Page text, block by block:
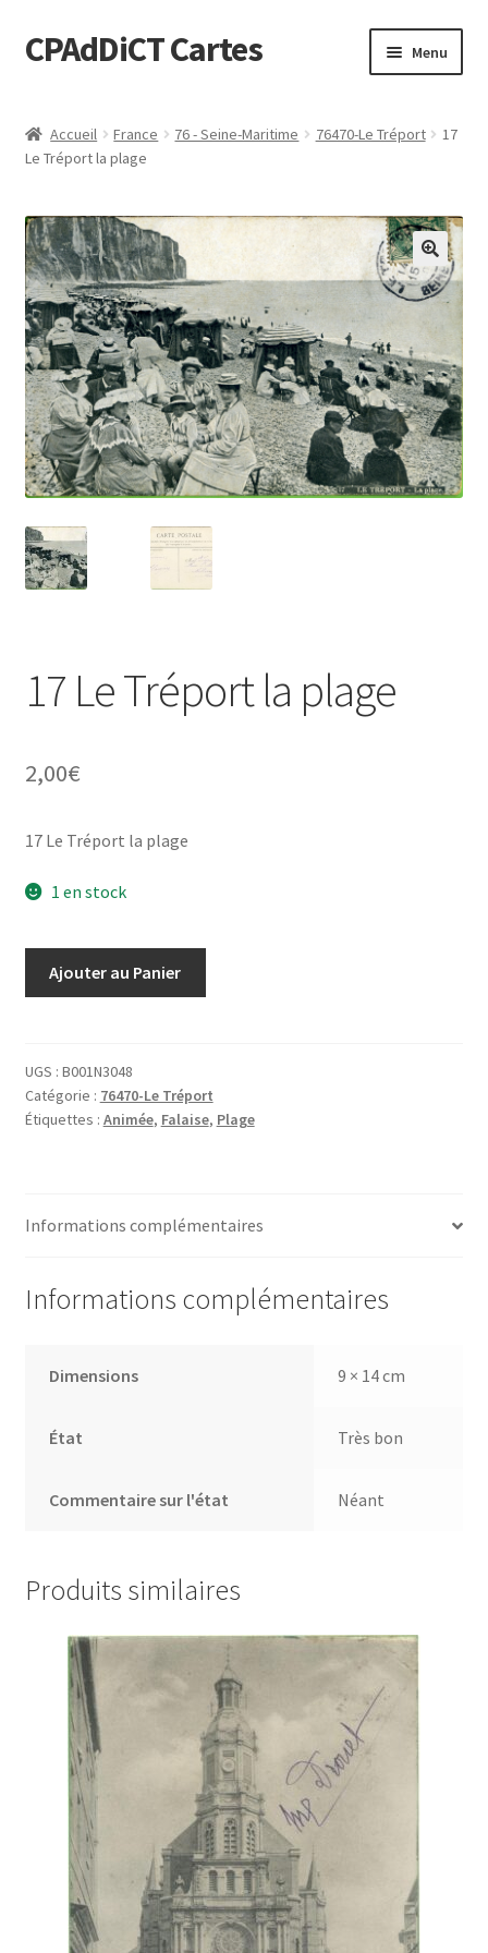
Aller
à
navigation
Aller
au
CPAdDiCT Cartes Menu
Panier
Accueil France 76 - Seine-Maritime 76470-Le Tréport
17
Le Tréport la plage
17 Le Tréport la plage
2,00€
17 Le Tréport la plage
1 en stock
Tréport
la
plage
Ajouter au Panier
UGS : B001N3048
Catégorie : 76470-Le Tréport
Étiquettes : Animée, Falaise, Plage
Informations complémentaires
Informations complémentaires
Dimensions 9 × 14 cm
État Très bon
Commentaire sur l'état Néant
Produits similaires